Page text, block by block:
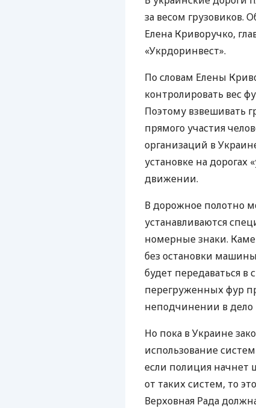
за весом грузовиков.
Елена Криворучко,
«Укрдоринвест».
По словам Елены
контролировать вес
Поэтому взвешивать
прямого участия
организаций в
установке на
движении.
В дорожное полотно
устанавливаются
номерные знаки.
без остановки
будет передаваться
перегруженных фур
неподчинении в дело
Но пока в Украине
использование
если полиция начнет
от таких систем, то
Верховная Рада